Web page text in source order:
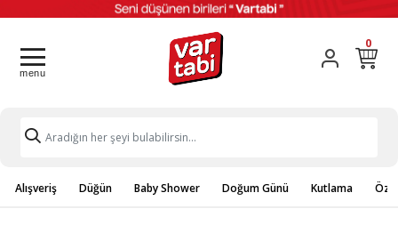
0
Alışveriş Düğün Baby Shower Doğum Günü Kutlama